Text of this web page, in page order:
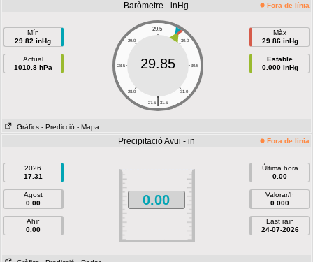
Baròmetre - inHg Fora de línia
Mín
29.82 inHg
Actual
1010.8 hPa
29.5
29.0 30.0
28.5 30.5
28.0 31.0
|
27.5 31.5
29.85
Màx
29.86 inHg
Estable
0.000 inHg
Gràfics - Predicció - Mapa
Precipitació Avui - in Fora de línia
2026
17.31
Agost
0.00
Ahir
0.00
0.00
Última hora
0.00
Valorar/h
0.000
Last rain
24-07-2026